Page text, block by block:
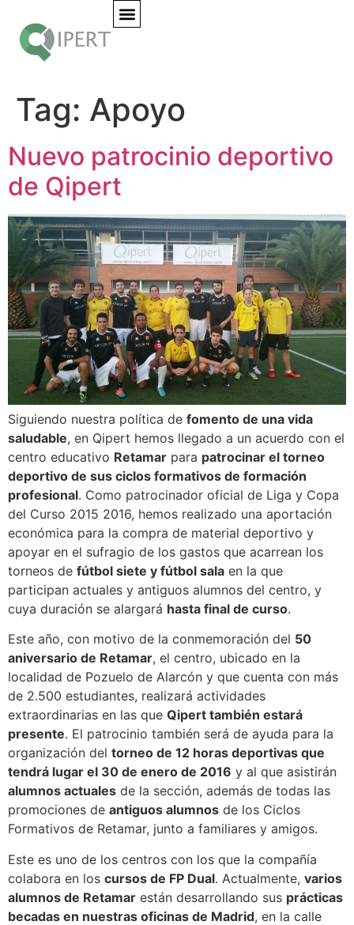
Tag: Apoyo
Nuevo patrocinio deportivo
de Qipert
Siguiendo nuestra política de fomento de una vida
saludable, en Qipert hemos llegado a un acuerdo con el
centro educativo Retamar para patrocinar el torneo
deportivo de sus ciclos formativos de formación
profesional. Como patrocinador oficial de Liga y Copa
del Curso 2015 2016, hemos realizado una aportación
económica para la compra de material deportivo y
apoyar en el sufragio de los gastos que acarrean los
torneos de fútbol siete y fútbol sala en la que
participan actuales y antiguos alumnos del centro, y
cuya duración se alargará hasta final de curso.
Este año, con motivo de la conmemoración del 50
aniversario de Retamar, el centro, ubicado en la
localidad de Pozuelo de Alarcón y que cuenta con más
de 2.500 estudiantes, realizará actividades
extraordinarias en las que Qipert también estará
presente. El patrocinio también será de ayuda para la
organización del torneo de 12 horas deportivas que
tendrá lugar el 30 de enero de 2016 y al que asistirán
alumnos actuales de la sección, además de todas las
promociones de antiguos alumnos de los Ciclos
Formativos de Retamar, junto a familiares y amigos.
Este es uno de los centros con los que la compañía
colabora en los cursos de FP Dual. Actualmente, varios
alumnos de Retamar están desarrollando sus prácticas
becadas en nuestras oficinas de Madrid, en la calle